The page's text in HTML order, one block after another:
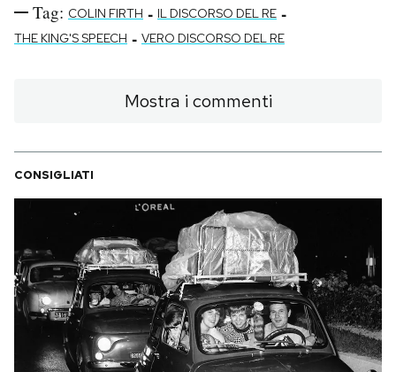
CALENDARIO
AREA PERSONALE
Newsletter
Regala il Post
Hai bisogno di aiuto?
Esci
Tag: COLIN FIRTH - IL DISCORSO DEL RE -
THE KING'S SPEECH - VERO DISCORSO DEL RE
Mostra i commenti
CONSIGLIATI